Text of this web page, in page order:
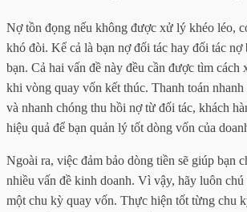
Nợ tồn đọng nếu không được xử lý khéo léo,
khó đòi. Kể cả là bạn nợ đối tác hay đối tác nợ
bạn. Cả hai vấn đề này đều cần được tìm
khi vòng quay vốn kết thúc. Thanh toán
và nhanh chóng thu hồi nợ từ đối tác, khách
hiệu quả để bạn quản lý tốt dòng vốn của
Ngoài ra, việc đảm bảo dòng tiền sẽ giúp bạn
nhiều vấn đề kinh doanh. Vì vậy, hãy luôn chú
một chu kỳ quay vốn. Thực hiện tốt từng chu